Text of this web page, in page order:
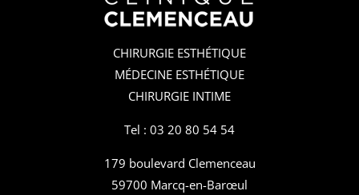
CHIRURGIE ESTHÉTIQUE
MÉDECINE ESTHÉTIQUE
CHIRURGIE INTIME
Tel : 03 20 80 54 54
179 boulevard Clemenceau
59700 Marcq-en-Barœul